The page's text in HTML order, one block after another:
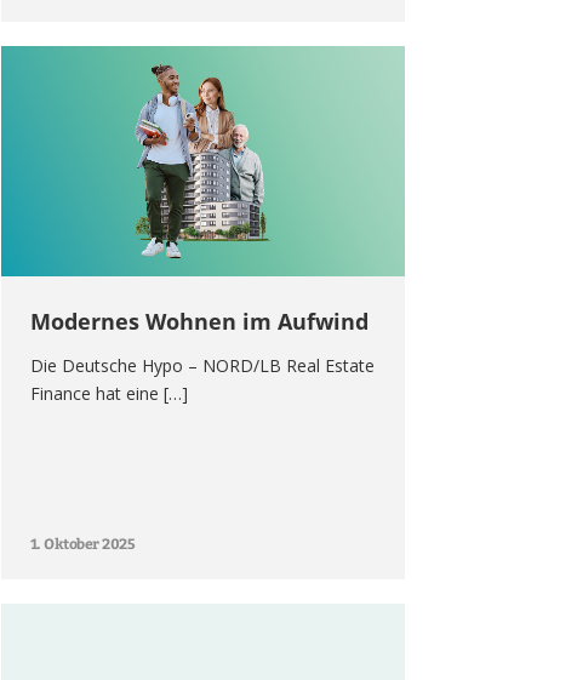
Modernes Wohnen im Aufwind
Die Deutsche Hypo – NORD/LB Real Estate
Finance hat eine […]
1. Oktober 2025